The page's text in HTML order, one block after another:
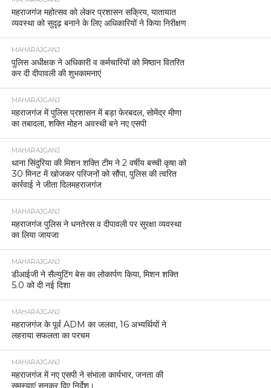
महराजगंज महोत्सव को लेकर प्रशासन सक्रिय, यातायात
व्यवस्था को सुदृढ़ बनाने के लिए अधिकारियों ने किया निरीक्षण
MAHARAJGANJ
पुलिस अधीक्षक ने अधिकारी व कर्मचारियों को मिष्ठान वितरित
कर दी दीपावली की शुभकामनाएं
MAHARAJGANJ
महराजगंज में पुलिस प्रशासन में बड़ा फेरबदल, सोमेंद्र मीणा
का तबादला, शक्ति मोहन अवस्थी बने नए एसपी
MAHARAJGANJ
थाना सिंदुरिया की मिशन शक्ति टीम ने 2 वर्षीय बच्ची कृषा को
30 मिनट में खोजकर परिजनों को सौंपा, पुलिस की त्वरित
कार्रवाई ने जीता दिलमहराजगंज
MAHARAJGANJ
महराजगंज पुलिस ने धनतेरस व दीपावली पर सुरक्षा व्यवस्था
का लिया जायजा
MAHARAJGANJ
डीआईजी ने सैल्युटिंग बेस का लोकार्पण किया, मिशन शक्ति
5.0 को दी नई दिशा
MAHARAJGANJ
महराजगंज के पूर्व ADM का जलवा, 16 अभ्यर्थियों ने
लहराया सफलता का परचम
MAHARAJGANJ
महराजगंज में नए एसपी ने संभाला कार्यभार, जनता की
समस्याएं सुनकर दिए निर्देश।